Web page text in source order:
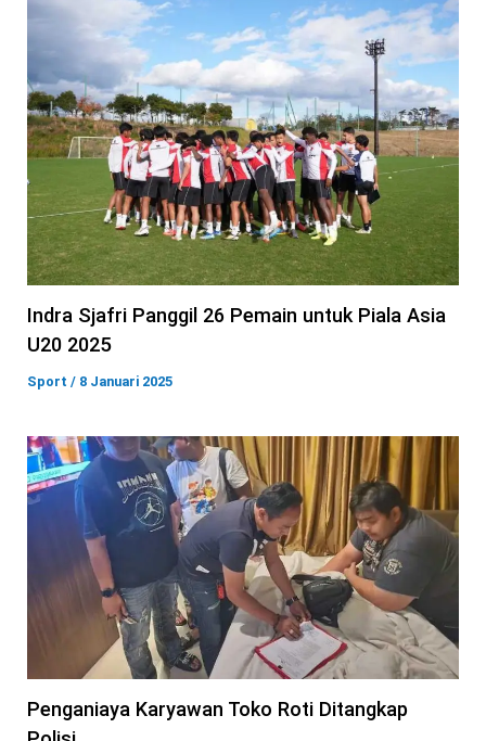
Indra Sjafri Panggil 26 Pemain untuk Piala Asia
U20 2025
Sport / 8 Januari 2025
Penganiaya Karyawan Toko Roti Ditangkap